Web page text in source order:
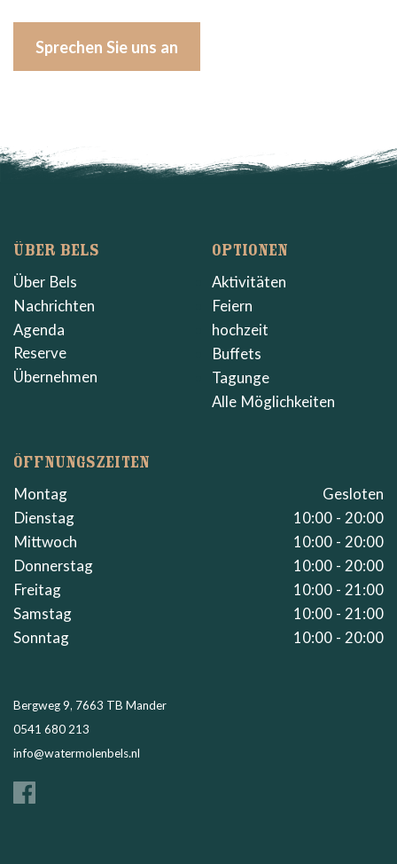
Sprechen Sie uns an
ÜBER BELS
Über Bels
Nachrichten
Agenda
Reserve
Übernehmen
OPTIONEN
Aktivitäten
Feiern
hochzeit
Buffets
Tagunge
Alle Möglichkeiten
ÖFFNUNGSZEITEN
Montag
Gesloten
Dienstag
10:00 - 20:00
Mittwoch
10:00 - 20:00
Donnerstag
10:00 - 20:00
Freitag
10:00 - 21:00
Samstag
10:00 - 21:00
Sonntag
10:00 - 20:00
Bergweg 9, 7663 TB Mander
0541 680 213
info@watermolenbels.nl